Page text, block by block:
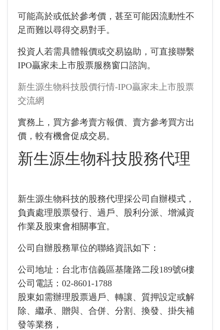
可能高於或低於參考價，甚至可能因流動性不
足而難以尋得交易對手。
投資人若需具體報價或交易協助，可直接聯繫
IPO贏家未上市股票服務窗口諮詢。
新生源生物科技股價行情-IPO贏家未上市股票
交流網
實務上，買方參考賣方報價、賣方參考買方出
價，較有機會促成交易。
新生源生物科技股務代理
新生源生物科技的股務代理採公司自辦模式，
負責處理股票發行、過戶、股利分派、增減資
作業及股東會相關事宜。
公司自辦股務單位的聯絡資訊如下：
公司地址：台北市信義區基隆路二段189號6樓
公司電話：02-8601-1788
股東如需辦理股票過戶、轉讓、質押設定或解
除、繼承、贈與、合併、分割、換發、掛失補
發等業務，